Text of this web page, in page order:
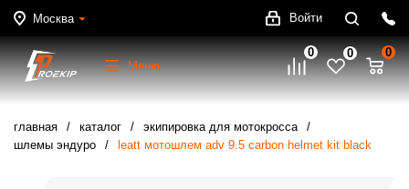
Москва Войти
Меню
0 0 0
главная каталог
экипировка для мотокросса
шлемы эндуро
leatt мотошлем adv 9.5 carbon helmet kit black